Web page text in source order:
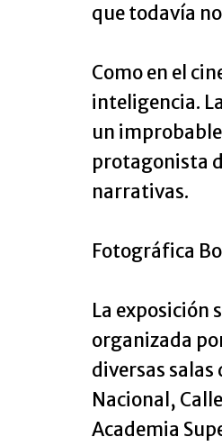
que todavía
Como en el
inteligencia.
un
protagonista
narrativas.
Fotográfica
La exposición
organizada
diversas
Nacional,
Academia